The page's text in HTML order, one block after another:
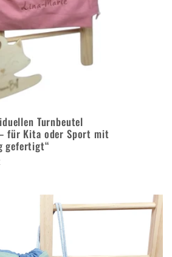
Turnbeutel
für Kita oder Sport mit
gefertigt“